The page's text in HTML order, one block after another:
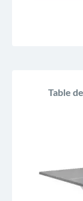
Table